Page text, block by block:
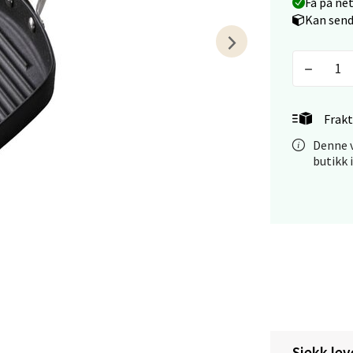
Kan
Denne
butikk
- Markens
markensgate 25B, 4611 Kristiansand
09-18
Linderud